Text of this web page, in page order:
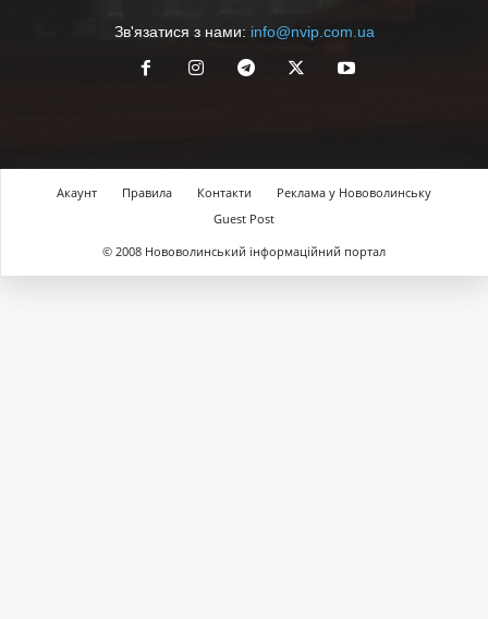
Зв'язатися з нами: info@nvip.com.ua
Акаунт Правила Контакти
Реклама у Нововолинську
Guest Post
© 2008 Нововолинський інформаційний портал